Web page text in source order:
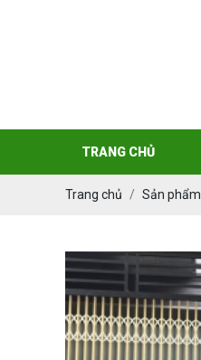
TRANG CHỦ
Trang chủ Sản phẩm